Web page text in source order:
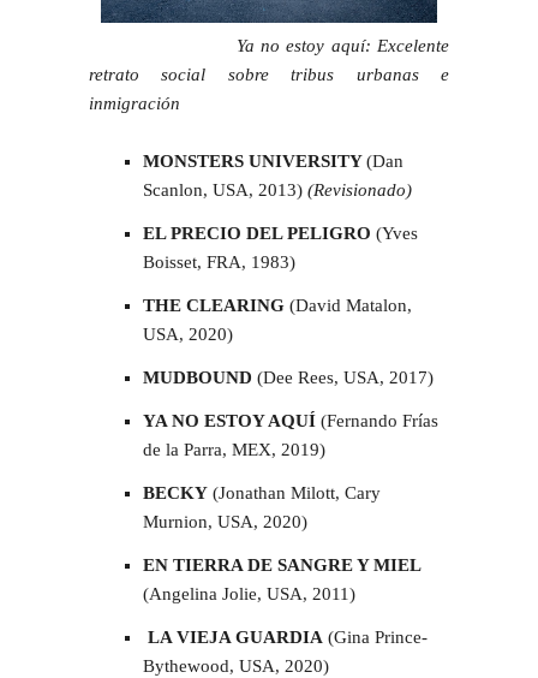
Ya no estoy aquí: Excelente
retrato social sobre tribus urbanas e
inmigración
MONSTERS UNIVERSITY(Dan
Scanlon, USA, 2013) (Revisionado)
EL PRECIO DEL PELIGRO (Yves
Boisset, FRA, 1983)
THE CLEARING (David Matalon,
USA, 2020)
MUDBOUND (Dee Rees, USA, 2017)
YA NO ESTOY AQUÍ (Fernando Frías
de la Parra, MEX, 2019)
BECKY (Jonathan Milott, Cary
Murnion, USA, 2020)
EN TIERRA DE SANGRE Y MIEL
(Angelina Jolie, USA, 2011)
LA VIEJA GUARDIA (Gina Prince-
Bythewood, USA, 2020)